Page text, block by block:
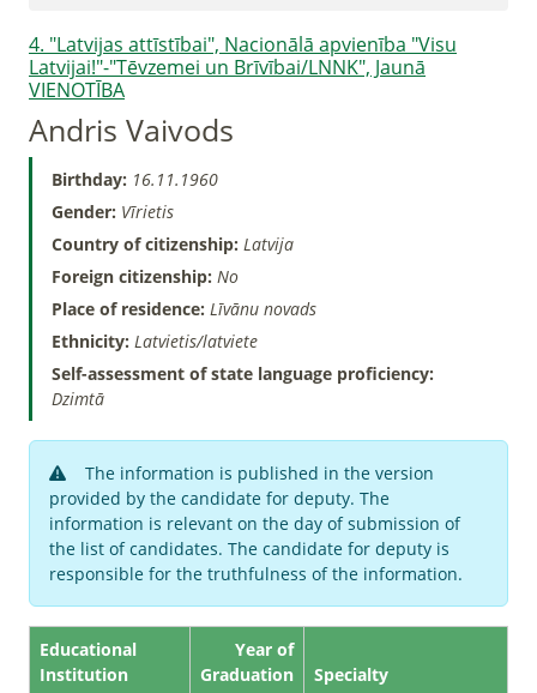
4. "Latvijas attīstībai", Nacionālā apvienība "Visu
Latvijai!"-"Tēvzemei un Brīvībai/LNNK", Jaunā
VIENOTĪBA
Andris Vaivods
Birthday: 16.11.1960
Gender: Vīrietis
Country of citizenship: Latvija
Foreign citizenship: No
Place of residence: Līvānu novads
Ethnicity: Latvietis/latviete
Self-assessment of state language proficiency:
Dzimtā
The information is published in the version
provided by the candidate for deputy. The
information is relevant on the day of submission of
the list of candidates. The candidate for deputy is
responsible for the truthfulness of the information.
Educational
Institution
Year of
Graduation
Specialty